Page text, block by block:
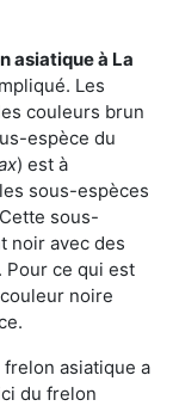
asiatiqueà La
Les
couleurs brun
espèce du
) est à
sous-espèces
sous-
noir avec des
Pour ce qui est
noire
asiatique a
du frelon